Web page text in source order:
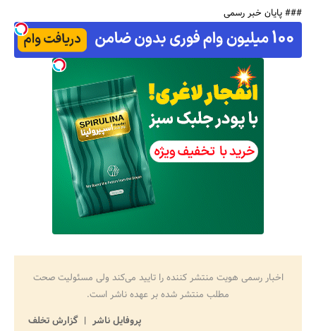
### پایان خبر رسمی
اخبار رسمی هویت منتشر کننده را تایید می‌کند ولی مسئولیت صحت
مطلب منتشر شده بر عهده ناشر است.
پروفایل ناشر
گزارش تخلف